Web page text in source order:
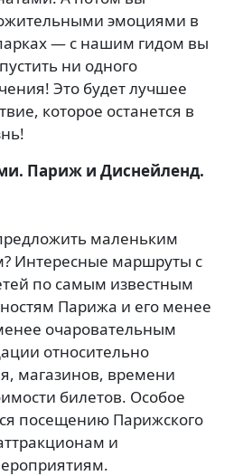
эмоциями в
— с нашим гидом вы
ни одного
Это будет лучшее
которое останется в
Париж и Диснейленд.
маленьким
Интересные маршруты с
по самым известным
Парижа и его менее
очаровательным
относительно
магазинов, времени
билетов. Особое
посещению Парижского
и